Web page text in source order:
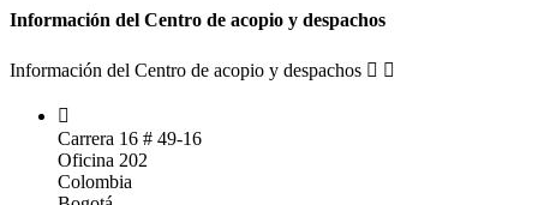
Información del Centro de acopio y despachos
Información del Centro de acopio y despachos  

Carrera 16 # 49-16
Oficina 202
Colombia